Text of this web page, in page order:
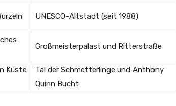
UNESCO-Altstadt (seit 1988)
Großmeisterpalast und Ritterstraße
Küste
Tal der Schmetterlinge und Anthony
Quinn Bucht